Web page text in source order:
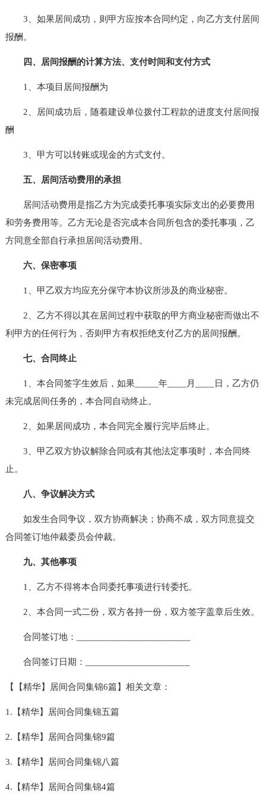
3、如果居间成功，则甲方应按本合同约定，向乙方支付居间
报酬。
四、居间报酬的计算方法、支付时间和支付方式
1、本项目居间报酬为
2、居间成功后，随着建设单位拨付工程款的进度支付居间报
酬
3、甲方可以转账或现金的方式支付。
五、居间活动费用的承担
居间活动费用是指乙方为完成委托事项实际支出的必要费用
和劳务费用等。乙方无论是否完成本合同所包含的委托事项，乙
方同意全部自行承担居间活动费用。
六、保密事项
1、甲乙双方均应充分保守本协议所涉及的商业秘密。
2、乙方不得以其在居间过程中获取的甲方商业秘密而做出不
利甲方的任何行为，否则甲方有权拒绝支付乙方的居间报酬。
七、合同终止
1、本合同签字生效后，如果_____年____月____日，乙方仍
未完成居间任务的，本合同自动终止。
2、如果居间成功，本合同完全履行完毕后终止。
3、甲乙双方协议解除合同或有其他法定事项时，本合同终
止。
八、争议解决方式
如发生合同争议，双方协商解决；协商不成，双方同意提交
合同签订地仲裁委员会仲裁。
九、其他事项
1、乙方不得将本合同委托事项进行转委托。
2、本合同一式二份，双方各持一份，双方签字盖章后生效。
合同签订地：________________________
合同签订日期：______________________
【【精华】居间合同集锦6篇】相关文章：
1.【精华】居间合同集锦五篇
2.【精华】居间合同集锦9篇
3.【精华】居间合同集锦八篇
4.【精华】居间合同集锦4篇